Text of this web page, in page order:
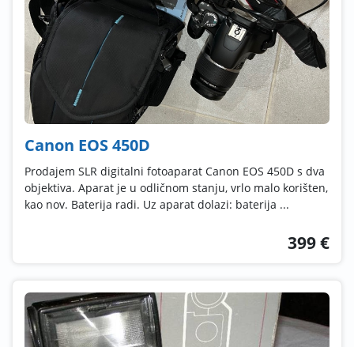
Canon EOS 450D
Prodajem SLR digitalni fotoaparat Canon EOS 450D s dva
objektiva. Aparat je u odličnom stanju, vrlo malo korišten,
kao nov. Baterija radi. Uz aparat dolazi: baterija ...
399 €